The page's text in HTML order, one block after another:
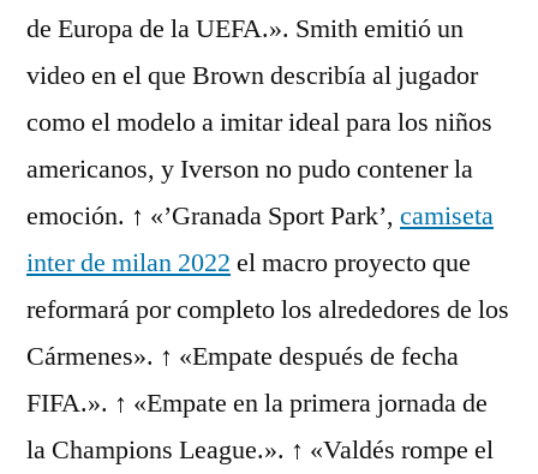
de Europa de la UEFA.». Smith emitió un
video en el que Brown describía al jugador
como el modelo a imitar ideal para los niños
americanos, y Iverson no pudo contener la
emoción. ↑ «’Granada Sport Park’, camiseta
inter de milan 2022 el macro proyecto que
reformará por completo los alrededores de los
Cármenes». ↑ «Empate después de fecha
FIFA.». ↑ «Empate en la primera jornada de
la Champions League.». ↑ «Valdés rompe el